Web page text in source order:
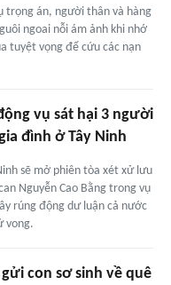
trọng án, người thân và hàng
ngoai nỗi ám ảnh khi nhớ
tuyệt vọng để cứu các nạn
vụ sát hại 3 người
đình ở Tây Ninh
sẽ mở phiên tòa xét xử lưu
Nguyễn Cao Bằng trong vụ
rúng động dư luận cả nước
vong.
con sơ sinh về quê